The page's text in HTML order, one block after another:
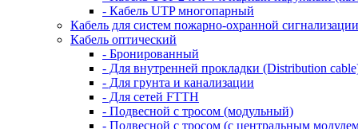
- Кабель UTP многопарный
Кабель для систем пожарно-охранной сигнализации
Кабель оптический
- Бронированный
- Для внутренней прокладки (Distribution
- Для грунта и канализации
- Для сетей FTTH
- Подвесной с тросом (модульный)
- Подвесной с тросом (с центральным